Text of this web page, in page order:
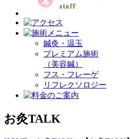
鍼灸・温玉
プレミアム施術
（美容鍼）
フス・フレーゲ
リフレクソロジー
お灸TALK